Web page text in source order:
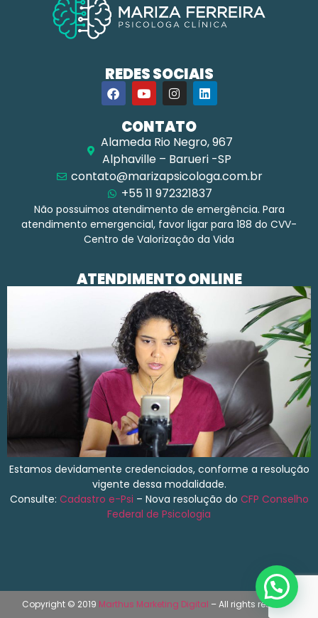
REDES SOCIAIS
CONTATO
Alameda Rio Negro, 967
Alphaville – Barueri -SP
contato@marizapsicologa.com.br
+55 11 972321837
Não possuimos atendimento de emergência. Para
atendimento emergencial, favor ligar para 188 do CVV-
Centro de Valorização da Vida
ATENDIMENTO ONLINE
Estamos devidamente credenciados, conforme a resolução
vigente dessa modalidade.
Consulte: Cadastro e-Psi – Nova resolução do CFP Conselho
Federal de Psicologia
Copyright © 2019 Marthus Marketing Digital – All rights reserved.